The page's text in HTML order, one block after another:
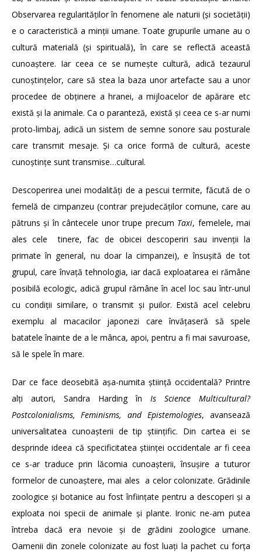
Observarea regularităților în fenomene ale naturii (și societății)
e o caracteristică a minții umane. Toate grupurile umane au o
cultură materială (și spirituală), în care se reflectă această
cunoaștere. Iar ceea ce se numește cultură, adică tezaurul
cunoștințelor, care să stea la baza unor artefacte sau a unor
procedee de obținere a hranei, a mijloacelor de apărare etc
există și la animale. Ca o paranteză, există și ceea ce s-ar numi
proto-limbaj, adică un sistem de semne sonore sau posturale
care transmit mesaje. Și ca orice formă de cultură, aceste
cunoștințe sunt transmise…cultural.
Descoperirea unei modalități de a pescui termite, făcută de o
femelă de cimpanzeu (contrar prejudecăților comune, care au
pătruns și în cântecele unor trupe precum Taxi, femelele, mai
ales cele tinere, fac de obicei descoperiri sau invenții la
primate în general, nu doar la cimpanzei), e însușită de tot
grupul, care învață tehnologia, iar dacă exploatarea ei rămâne
posibilă ecologic, adică grupul rămâne în acel loc sau într-unul
cu condiții similare, o transmit și puilor. Există acel celebru
exemplu al macacilor japonezi care învățaseră să spele
batatele înainte de a le mânca, apoi, pentru a fi mai savuroase,
să le spele în mare.
Dar ce face deosebită așa-numita știință occidentală? Printre
alți autori, Sandra Harding în Is Science Multicultural?
Postcolonialisms, Feminisms, and Epistemologies, avansează
universalitatea cunoașterii de tip științific. Din cartea ei se
desprinde ideea că specificitatea științei occidentale ar fi ceea
ce s-ar traduce prin lăcomia cunoașterii, însușire a tuturor
formelor de cunoaștere, mai ales a celor colonizate. Grădinile
zoologice și botanice au fost înființate pentru a descoperi și a
exploata noi specii de animale și plante. Ironic ne-am putea
întreba dacă era nevoie și de grădini zoologice umane.
Oamenii din zonele colonizate au fost luați la pachet cu forța